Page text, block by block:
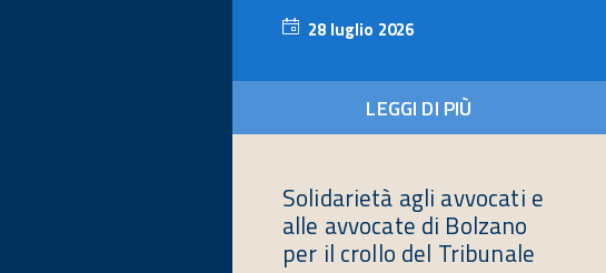
28 luglio 2026
2026
LEGGI DI PIÙ
Solidarietà agli avvocati e
alle avvocate di Bolzano
per il crollo del Tribunale